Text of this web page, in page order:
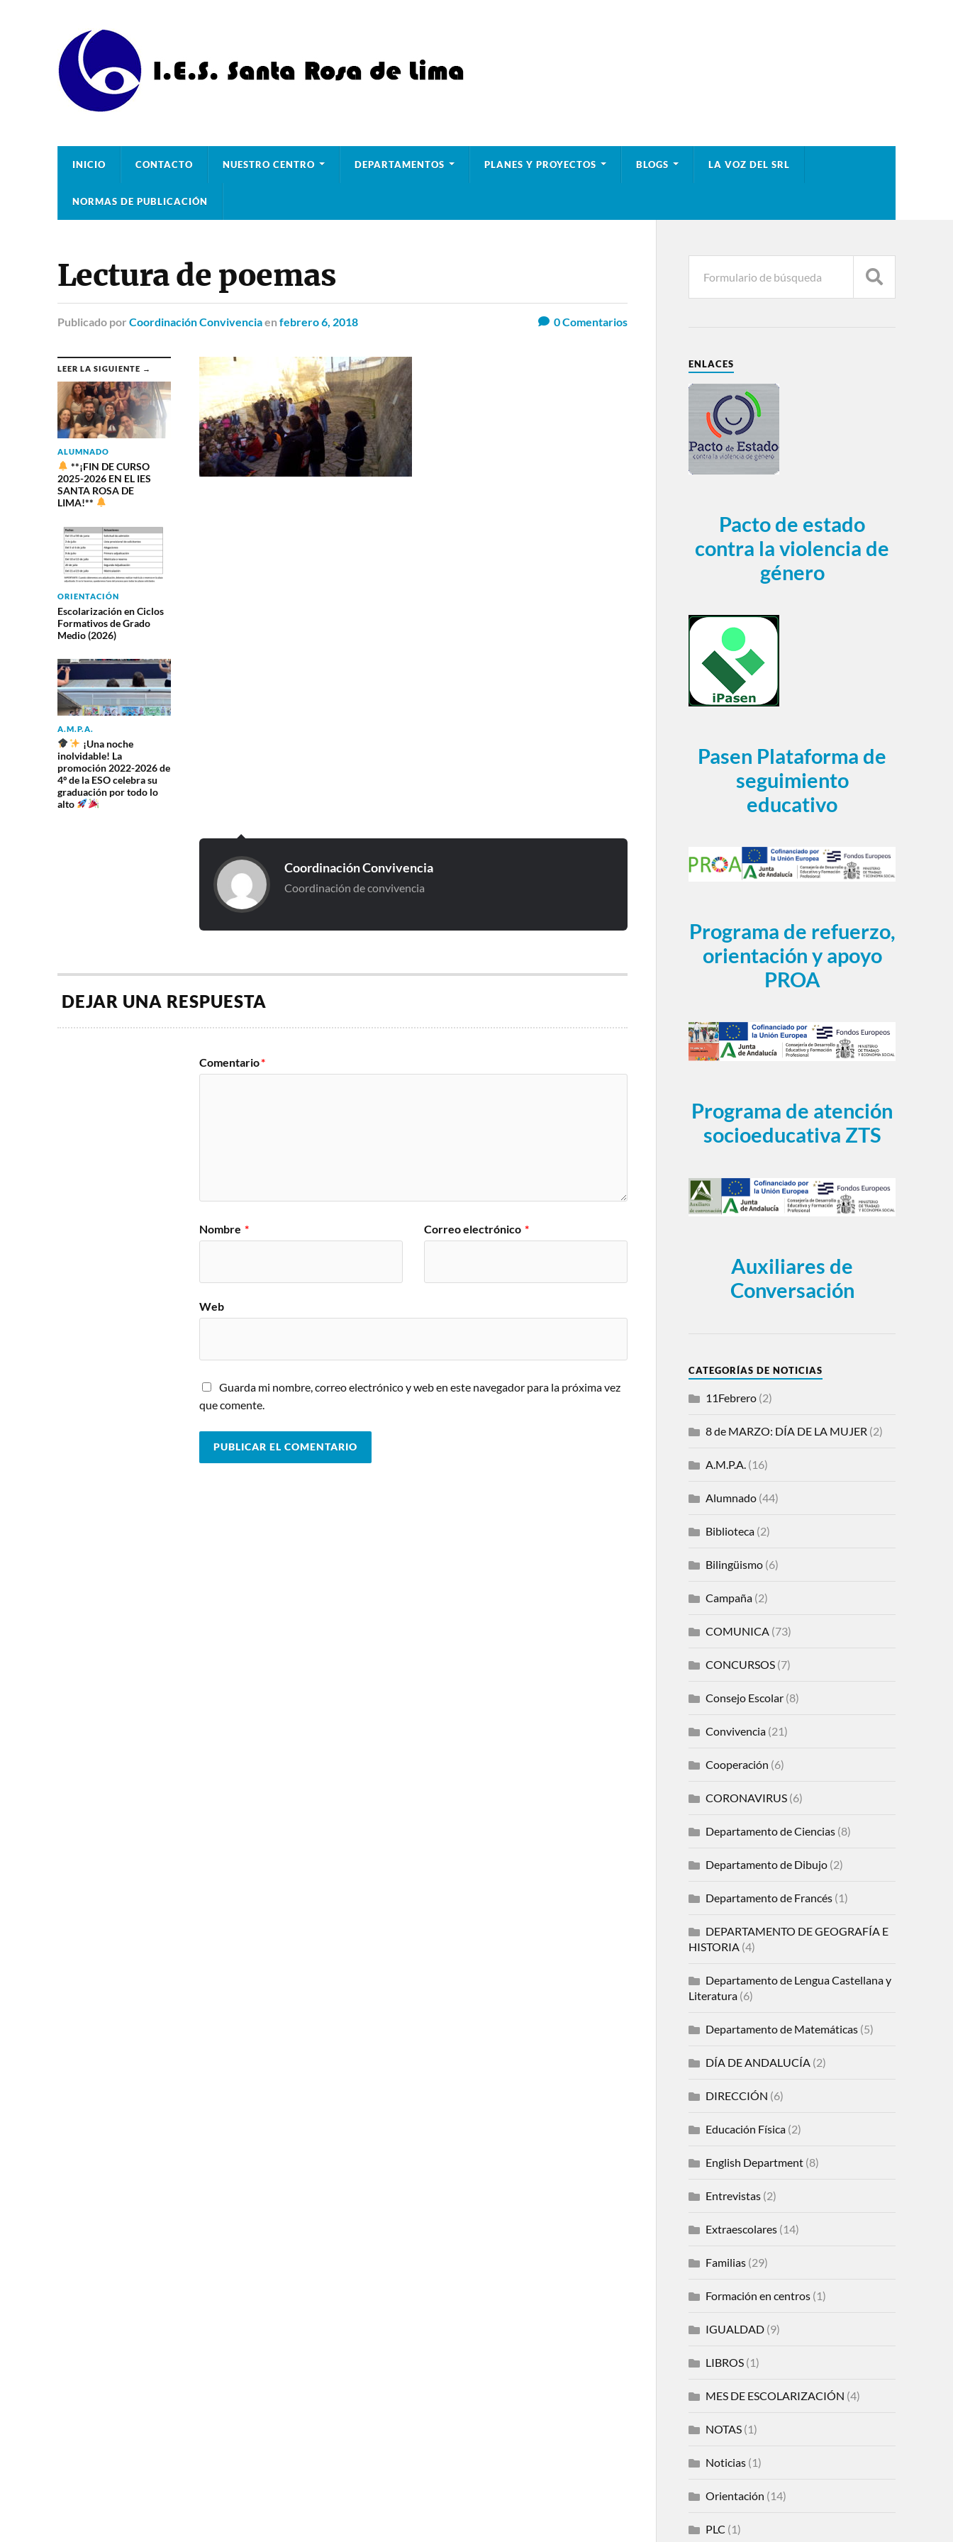
INICIO CONTACTO NUESTRO CENTRO DEPARTAMENTOS PLANES Y PROYECTOS BLOGS LA VOZ DEL SRL
NORMAS DE PUBLICACIÓN
Lectura de poemas
Publicado por Coordinación Convivenciaen febrero 6, 2018 0Comentarios
LEER LA SIGUIENTE →
ALUMNADO
**¡FIN DE CURSO
2025-2026 EN EL IES
SANTA ROSA DE
LIMA!**
ORIENTACIÓN
Escolarización en Ciclos
Formativos de Grado
Medio (2026)
A.M.P.A.
¡Una noche
inolvidable! La
promoción 2022-2026 de
4º de la ESO celebra su
graduación por todo lo
alto
Coordinación Convivencia
Coordinación de convivencia
DEJAR UNA RESPUESTA
Comentario*
Nombre * Correo electrónico *
Web
Guarda mi nombre, correo electrónico y web en este navegador para la próxima vez
que comente.
ENLACES
Pacto de estado
contra la violencia de
género
Pasen Plataforma de
seguimiento
educativo
Programa de refuerzo,
orientación y apoyo
PROA
Programa de atención
socioeducativa ZTS
Auxiliares de
Conversación
CATEGORÍAS DE NOTICIAS
11Febrero(2)
8 de MARZO: DÍA DE LA MUJER (2)
A.M.P.A. (16)
Alumnado(44)
Biblioteca(2)
Bilingüismo(6)
Campaña(2)
COMUNICA (73)
CONCURSOS(7)
Consejo Escolar(8)
Convivencia(21)
Cooperación (6)
CORONAVIRUS(6)
Departamento de Ciencias(8)
Departamento de Dibujo(2)
Departamento de Francés(1)
DEPARTAMENTO DE GEOGRAFÍA E
HISTORIA (4)
Departamento de Lengua Castellana y
Literatura(6)
Departamento de Matemáticas(5)
DÍA DE ANDALUCÍA (2)
DIRECCIÓN (6)
Educación Física(2)
English Department(8)
Entrevistas(2)
Extraescolares(14)
Familias(29)
Formación en centros(1)
IGUALDAD(9)
LIBROS(1)
MES DE ESCOLARIZACIÓN (4)
NOTAS(1)
Noticias(1)
Orientación (14)
PLC (1)